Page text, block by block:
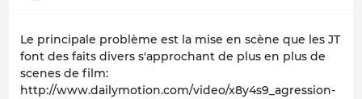
Le principale problème est la mise en scène que les JT
font des faits divers s'approchant de plus en plus de
scenes de film:
http://www.dailymotion.com/video/x8y4s9_agression-